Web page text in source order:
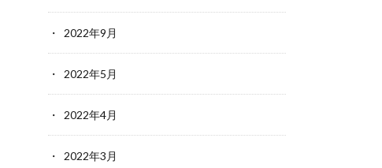
2022年9月
2022年5月
2022年4月
2022年3月